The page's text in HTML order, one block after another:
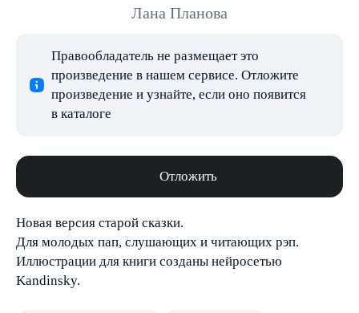
Лана Планова
Правообладатель не размещает это
произведение в нашем сервисе. Отложите
произведение и узнайте, если оно появится
в каталоге
Отложить
Новая версия старой сказки.
Для молодых пап, слушающих и читающих рэп.
Иллюстрации для книги созданы нейросетью
Kandinsky.